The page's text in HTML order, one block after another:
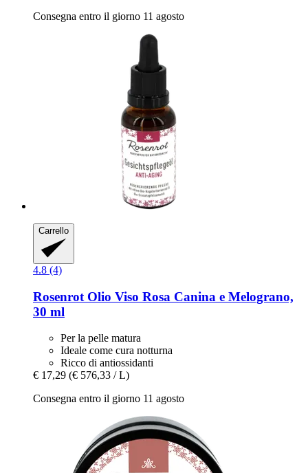
Consegna entro il giorno 11 agosto
Carrello
4.8 (4)
Rosenrot Olio Viso Rosa Canina e Melograno,
30 ml
Per la pelle matura
Ideale come cura notturna
Ricco di antiossidanti
€ 17,29 (€ 576,33 / L)
Consegna entro il giorno 11 agosto